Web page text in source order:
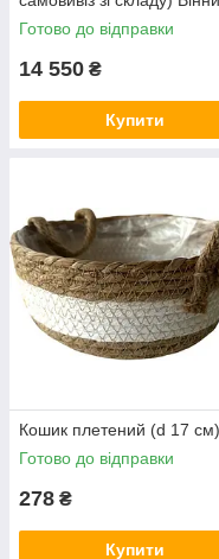
Готово до відправки
14 550 ₴
Купити
Кошик плетений (d 17 см)
Готово до відправки
278 ₴
Купити